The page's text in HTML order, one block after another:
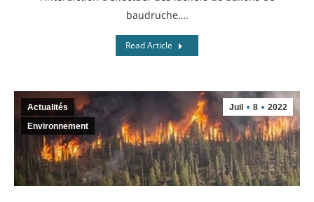
baudruche….
Read Article
Juil 8 2022
Actualités
Environnement